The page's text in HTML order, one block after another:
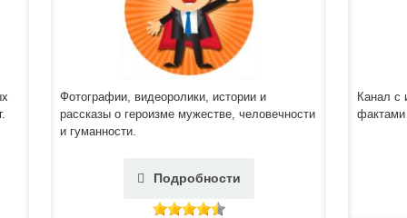
Фотографии, видеоролики, истории и
рассказы о героизме мужестве, человечности
и гуманности.
Подробности
Канал с
фактами